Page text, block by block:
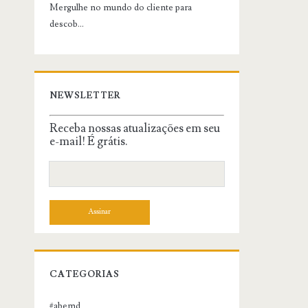
Mergulhe no mundo do cliente para
descob...
NEWSLETTER
Receba nossas atualizações em seu
e-mail! É grátis.
CATEGORIAS
#abemd